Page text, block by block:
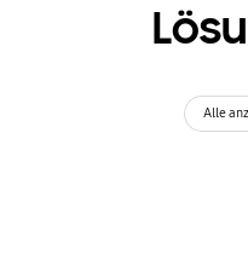
Alle